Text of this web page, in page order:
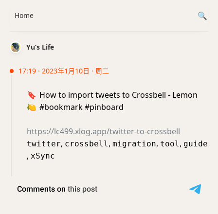
Yu’s Life
17:19 · 2023年1月10日 · 周二
🔖 How to import tweets to Crossbell - Lemon
🍋 #bookmark #pinboard
https://lc499.xlog.app/twitter-to-crossbell
twitter, crossbell, migration, tool, guide
, xSync
Home